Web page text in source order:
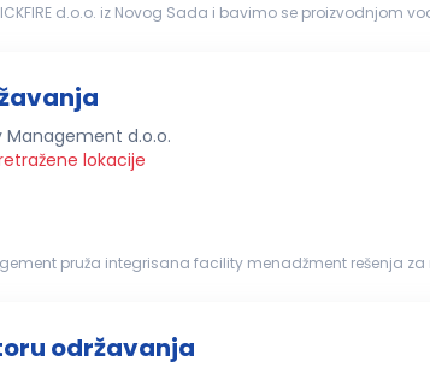
d.o.o. iz Novog Sada i bavimo se proizvodnjom
Management d.o.o.
lokacije
pruža integrisana facility menadžment rešenja
održavanja